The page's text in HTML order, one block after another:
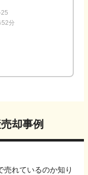
分
却事例
売れているのか知り